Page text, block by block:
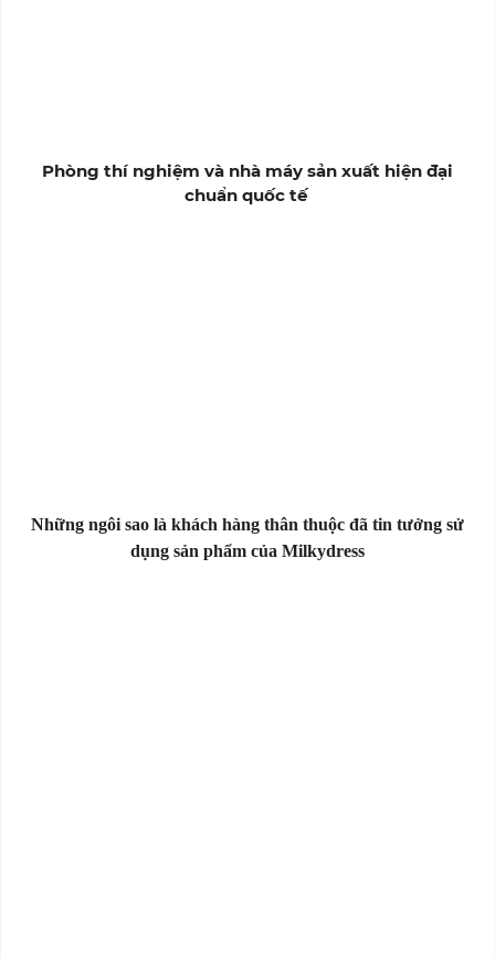
Phòng thí nghiệm và nhà máy sản xuất hiện đại
chuẩn quốc tế
Những ngôi sao là khách hàng thân thuộc đã tin tưởng sử
dụng sản phẩm của Milkydress